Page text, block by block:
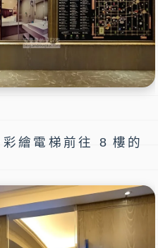
繪電梯前往 8 樓的